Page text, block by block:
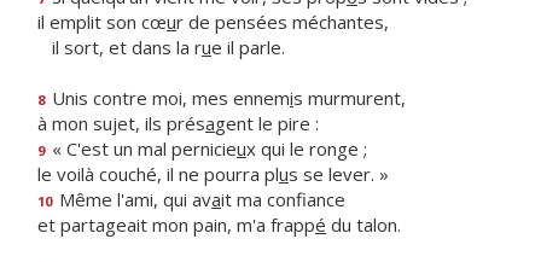
il emplit son cœur de pensées méchantes,
il sort, et dans la rue il parle.
8 Unis contre moi, mes ennemis murmurent,
à mon sujet, ils présagent le pire :
9 « C'est un mal pernicieux qui le ronge ;
le voilà couché, il ne pourra plus se lever. »
10 Même l'ami, qui avait ma confiance
et partageait mon pain, m'a frappé du talon.